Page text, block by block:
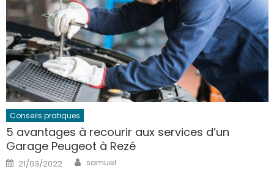
Conseils pratiques
5 avantages à recourir aux services d’un
Garage Peugeot à Rezé
Posted
on
21/03/2022 Author
samuel